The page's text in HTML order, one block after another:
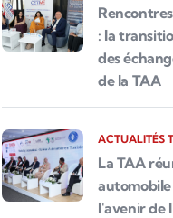
: la
des
de la TAA
ACTUALITÉS
La TAA
l'avenir de